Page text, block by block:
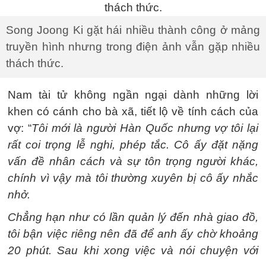
Song Joong Ki gặt hái nhiều thành công ở mảng
truyền hình nhưng trong điện ảnh vẫn gặp nhiều
thách thức.
Nam tài tử không ngần ngại dành những lời
khen có cánh cho bà xã, tiết lộ về tính cách của
vợ: “Tôi mới là người Hàn Quốc nhưng vợ tôi lại
rất coi trọng lễ nghi, phép tắc. Cô ấy đặt nặng
vấn đề nhân cách và sự tôn trọng người khác,
chính vì vậy mà tôi thường xuyên bị cô ấy nhắc
nhở.
Chẳng hạn như có lần quản lý đến nhà giao đồ,
tôi bận việc riêng nên đã để anh ấy chờ khoảng
20 phút. Sau khi xong việc và nói chuyện với